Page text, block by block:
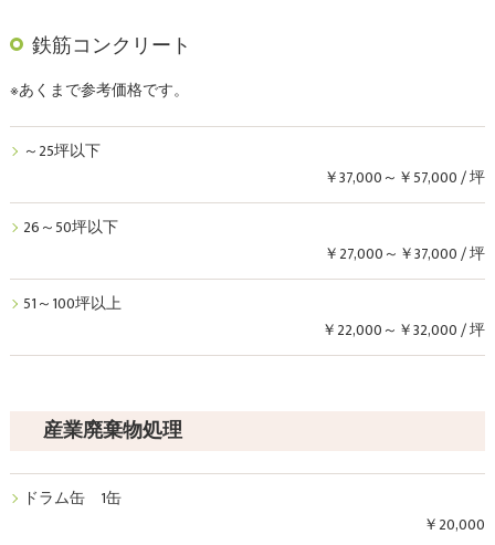
鉄筋コンクリート
※あくまで参考価格です。
～25坪以下
￥37,000～￥57,000 / 坪
26～50坪以下
￥27,000～￥37,000 / 坪
51～100坪以上
￥22,000～￥32,000 / 坪
産業廃棄物処理
ドラム缶 1缶
￥20,000